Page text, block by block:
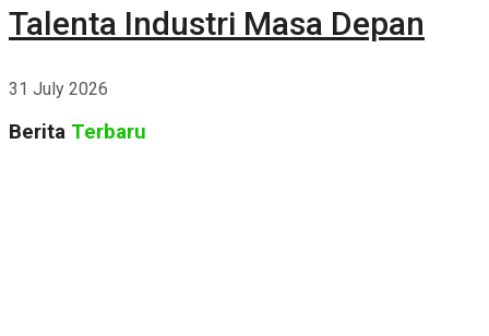
Talenta Industri Masa Depan
31 July 2026
Berita Terbaru